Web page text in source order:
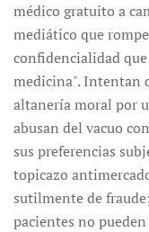
médico gratuito a
mediático que
confidencialidad
medicina". Intentan
altanería moral por
abusan del vacuo
sus preferencias
topicazo
sutilmente de
pacientes no